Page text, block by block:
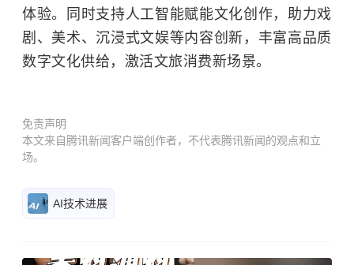
体验。同时支持人工智能赋能文化创作，助力戏
剧、美术、沉浸式文娱等内容创新，丰富高品质
数字文化供给，激活文旅消费新场景。
免责声明
本文来自腾讯新闻客户端创作者，不代表腾讯新闻的观点和立
场。
AI技术进展